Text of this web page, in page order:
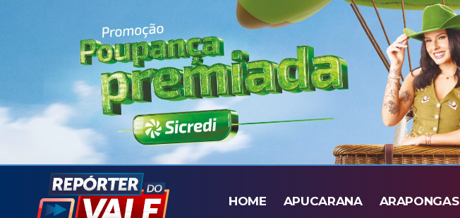
HOME APUCARANA ARAPONGAS